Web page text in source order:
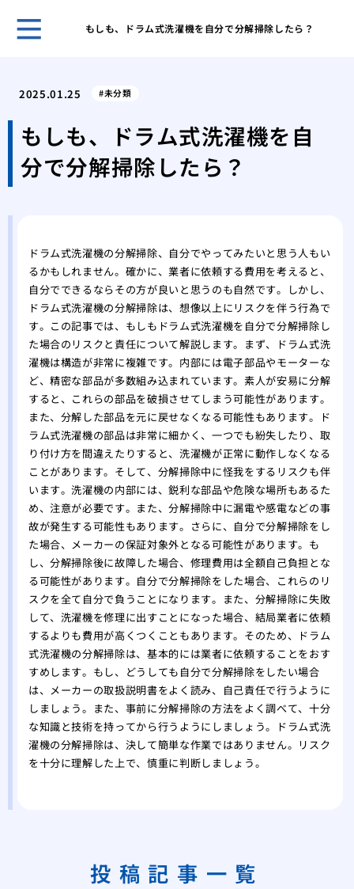
もしも、ドラム式洗濯機を自分で分解掃除したら？
ス
ス
の
ミ
駆
ミ
要性
2025.01.25 未分類
もしも、ドラム式洗濯機を自
分で分解掃除したら？
ドラム式洗濯機の分解掃除、自分でやってみたいと思う人もい
るかもしれません。確かに、業者に依頼する費用を考えると、
自分でできるならその方が良いと思うのも自然です。しかし、
ドラム式洗濯機の分解掃除は、想像以上にリスクを伴う行為で
す。この記事では、もしもドラム式洗濯機を自分で分解掃除し
た場合のリスクと責任について解説します。まず、ドラム式洗
濯機は構造が非常に複雑です。内部には電子部品やモーターな
ど、精密な部品が多数組み込まれています。素人が安易に分解
すると、これらの部品を破損させてしまう可能性があります。
また、分解した部品を元に戻せなくなる可能性もあります。ド
ラム式洗濯機の部品は非常に細かく、一つでも紛失したり、取
り付け方を間違えたりすると、洗濯機が正常に動作しなくなる
ことがあります。そして、分解掃除中に怪我をするリスクも伴
います。洗濯機の内部には、鋭利な部品や危険な場所もあるた
め、注意が必要です。また、分解掃除中に漏電や感電などの事
故が発生する可能性もあります。さらに、自分で分解掃除をし
た場合、メーカーの保証対象外となる可能性があります。も
し、分解掃除後に故障した場合、修理費用は全額自己負担とな
る可能性があります。自分で分解掃除をした場合、これらのリ
スクを全て自分で負うことになります。また、分解掃除に失敗
して、洗濯機を修理に出すことになった場合、結局業者に依頼
するよりも費用が高くつくこともあります。そのため、ドラム
式洗濯機の分解掃除は、基本的には業者に依頼することをおす
すめします。もし、どうしても自分で分解掃除をしたい場合
は、メーカーの取扱説明書をよく読み、自己責任で行うように
しましょう。また、事前に分解掃除の方法をよく調べて、十分
な知識と技術を持ってから行うようにしましょう。ドラム式洗
濯機の分解掃除は、決して簡単な作業ではありません。リスク
を十分に理解した上で、慎重に判断しましょう。
投稿記事一覧